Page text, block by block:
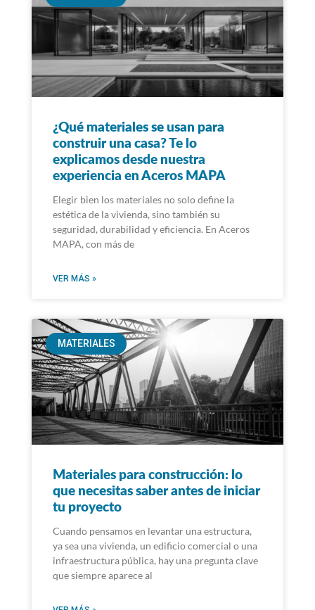
¿Qué materiales se usan para
construir una casa? Te lo
explicamos desde nuestra
experiencia en Aceros MAPA
Elegir bien los materiales no solo define la
estética de la vivienda, sino también su
seguridad, durabilidad y eficiencia. En Aceros
MAPA, con más de
VER MÁS »
MATERIALES
Materiales para construcción: lo
que necesitas saber antes de iniciar
tu proyecto
Cuando pensamos en levantar una estructura,
ya sea una vivienda, un edificio comercial o una
infraestructura pública, hay una pregunta clave
que siempre aparece al